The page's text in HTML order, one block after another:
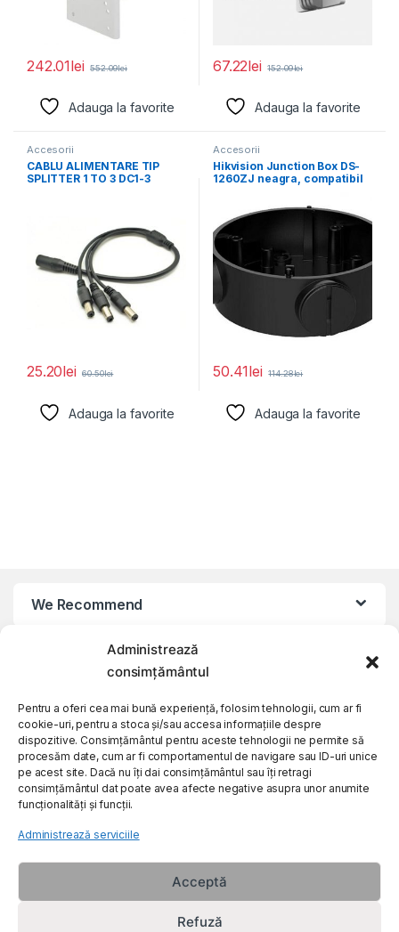
Administrează
consimțământul
Pentru a oferi cea mai bună experiență, folosim tehnologii, cum ar fi
cookie-uri, pentru a stoca și/sau accesa informațiile despre
dispozitive. Consimțământul pentru aceste tehnologii ne permite să
procesăm date, cum ar fi comportamentul de navigare sau ID-uri unice
pe acest site. Dacă nu îți dai consimțământul sau îți retragi
consimțământul dat poate avea afecte negative asupra unor anumite
funcționalități și funcții.
Administrează serviciile
Acceptă
Refuză
242.01lei 552.09lei
Adauga la favorite
67.22lei 152.09lei
Adauga la favorite
Accesorii
CABLU ALIMENTARE TIP
SPLITTER 1 TO 3 DC1-3
25.20lei 60.50lei
Adauga la favorite
Accesorii
Hikvision Junction Box DS-
1260ZJ neagra, compatibil
50.41lei 114.28lei
Adauga la favorite
We Recommend
My Account
Customer Care
About Us